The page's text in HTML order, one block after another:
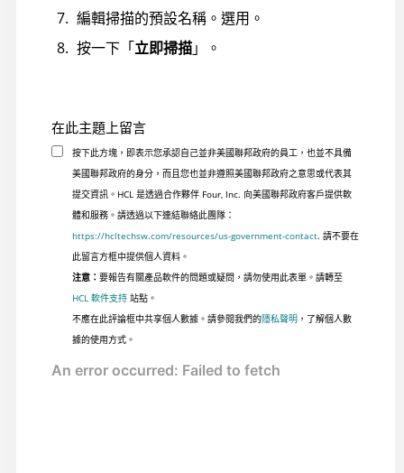
編輯掃描的預設名稱。選用。
按一下「立即掃描」。
在此主題上留言
按下此方塊，即表示您承認自己並非美國聯邦政府的員工，也並不具備
美國聯邦政府的身分，而且您也並非遵照美國聯邦政府之意思或代表其
提交資訊。HCL 是透過合作夥伴 Four, Inc. 向美國聯邦政府客戶提供軟
體和服務。請透過以下連結聯絡此團隊：
https://hcltechsw.com/resources/us-government-contact. 請不要在
此留言方框中提供個人資料。
注意： 要報告有關產品軟件的問題或疑問，請勿使用此表單。請轉至
HCL 軟件支持站點。
不應在此評論框中共享個人數據。請參閱我們的隱私聲明 ，了解個人數
據的使用方式。